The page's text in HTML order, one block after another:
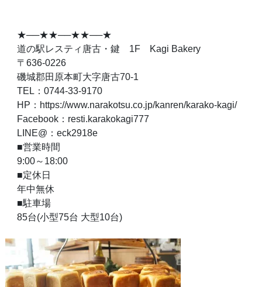
★──★★──★★──★
道の駅レスティ唐古・鍵 1F Kagi Bakery
〒636-0226
磯城郡田原本町大字唐古70-1
TEL：0744-33-9170
HP：https://www.narakotsu.co.jp/kanren/karako-kagi/
Facebook：resti.karakokagi777
LINE@：eck2918e
■営業時間
9:00～18:00
■定休日
年中無休
■駐車場
85台(小型75台 大型10台)